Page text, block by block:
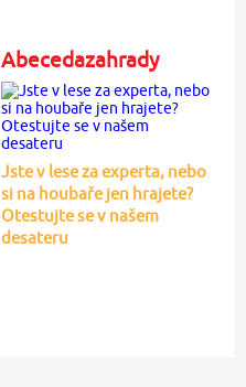
Abecedazahrady
Jste v lese za experta, nebo
si na houbaře jen hrajete?
Otestujte se v našem
desateru